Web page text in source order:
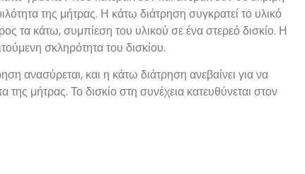
της μήτρας. Η κάτω διάτρηση συγκρατεί το υλικό
τα κάτω, συμπίεση του υλικού σε ένα στερεό δισκίο. Η
σκληρότητα του δισκίου.
ανασύρεται, και η κάτω διάτρηση ανεβαίνει για να
της μήτρας. Το δισκίο στη συνέχεια κατευθύνεται στον